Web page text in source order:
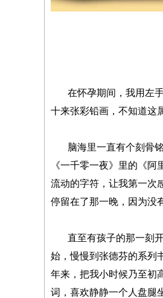
在怀孕期间，我用左手
十来张彩铅画，不知道这
脑海里一直有个刻骨铭
《一千零一夜》里的《
流动的字符，让我第一次
停留在了那一晚，因为没
直至有孩子的那一刻开
始，慢慢到张德芬的系列
年来，把我小时候乃至初
词，喜欢静静一个人盘腿